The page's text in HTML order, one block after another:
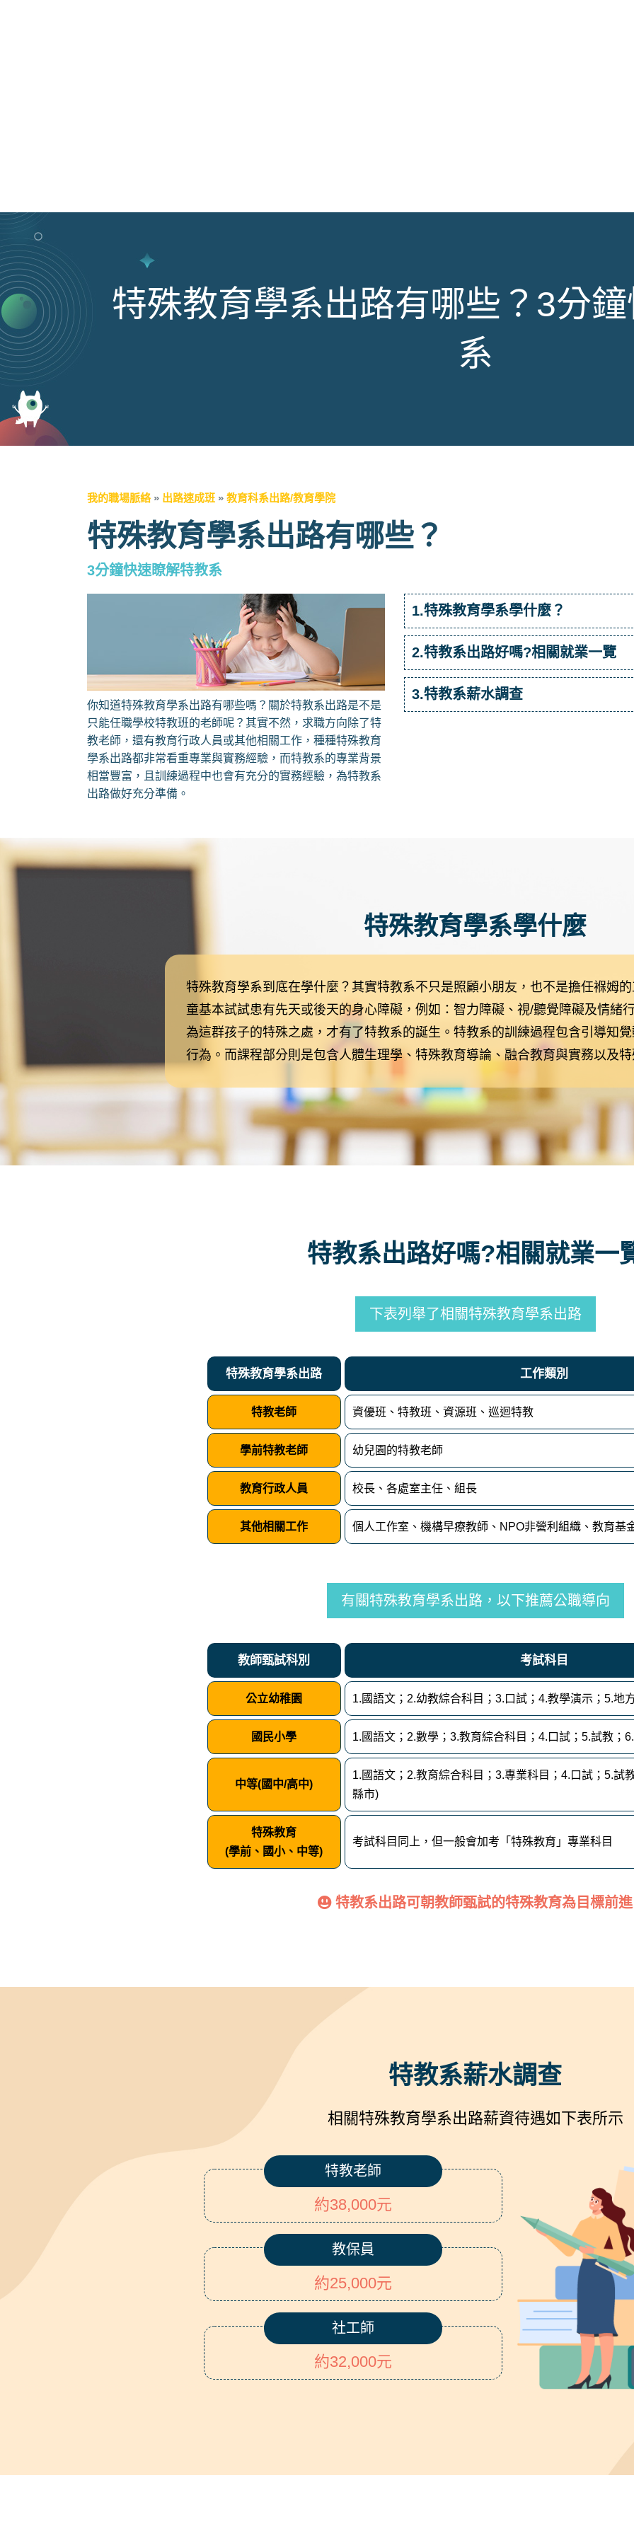
特殊教育學系出路有哪些？3分
系
我的職場脈絡 » 出路速成班 » 教育科系出路/教育學院
特殊教育學系出路有哪些？
3分鐘快速瞭解特教系
你知道特殊教育學系出路有哪些嗎？關於特教系出路是不是
只能任職學校特教班的老師呢？其實不然，求職方向除了特
教老師，還有教育行政人員或其他相關工作，種種特殊教育
學系出路都非常看重專業與實務經驗，而特教系的專業背景
相當豐富，且訓練過程中也會有充分的實務經驗，為特教系
出路做好充分準備。
1.特殊教育學系學什麼？
2.特教系出路好嗎?相關就業一覽
3.特教系薪水調查
特殊教育學系學什麼
特殊教育學系到底在學什麼？其實特教系不只是照顧小朋友，也不是擔任褓姆
童基本試試患有先天或後天的身心障礙，例如：智力障礙、視/聽覺障礙及情緒
為這群孩子的特殊之處，才有了特教系的誕生。特教系的訓練過程包含引導知
行為。而課程部分則是包含人體生理學、特殊教育導論、融合教育與實務以及
特教系出路好嗎?相關就業一
下表列舉了相關特殊教育學系出路
特殊教育學系出路 工作類別
特教老師 資優班、特教班、資源班、巡迴特教
學前特教老師 幼兒園的特教老師
教育行政人員 校長、各處室主任、組長
其他相關工作 個人工作室、機構早療教師、NPO非營利組織、教育基
有關特殊教育學系出路，以下推薦公職導向
教師甄試科別 考試科目
公立幼稚園 1.國語文；2.幼教綜合科目；3.口試；4.教學演示；5.地
國民小學 1.國語文；2.數學；3.教育綜合科目；4.口試；5.試教；
中等(國中/高中)
1.國語文；2.教育綜合科目；3.專業科目；4.口試；5.試
縣市)
特殊教育
(學前、國小、中等)
考試科目同上，但一般會加考「特殊教育」專業科目
特教系出路可朝教師甄試的特殊教育為目標前進
特教系薪水調查
相關特殊教育學系出路薪資待遇如下表所示
特教老師
約38,000元
教保員
約25,000元
社工師
約32,000元